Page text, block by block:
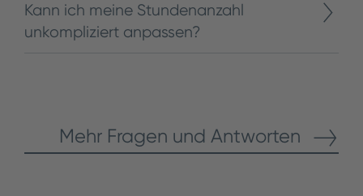
Kann ich meine Stundenanzahl
unkompliziert anpassen?
Mehr Fragen und Antworten